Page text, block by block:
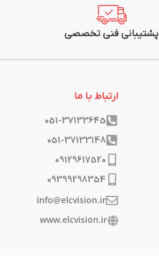
پشتیبانی فنی تخصصی
ارتباط با ما
051-37133645
051-37133148
09129617520
09399298354
info@elcvision.ir
www.elcvision.ir